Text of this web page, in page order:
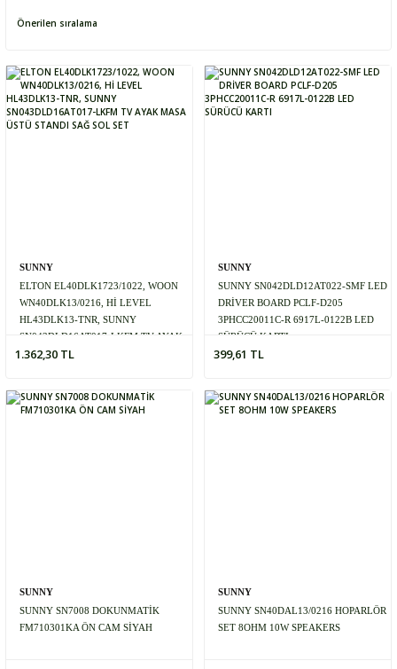
SUNNY
ELTON EL40DLK1723/1022, WOON
WN40DLK13/0216, Hİ LEVEL
HL43DLK13-TNR, SUNNY
SN043DLD16AT017-LKFM TV AYAK
MASA ÜSTÜ STANDI SAĞ SOL SET
1.362,30 TL
SUNNY
SUNNY SN042DLD12AT022-SMF LED
DRİVER BOARD PCLF-D205
3PHCC20011C-R 6917L-0122B LED
SÜRÜCÜ KARTI
399,61 TL
SUNNY
SUNNY SN7008 DOKUNMATİK
FM710301KA ÖN CAM SİYAH
SUNNY
SUNNY SN40DAL13/0216 HOPARLÖR
SET 8OHM 10W SPEAKERS